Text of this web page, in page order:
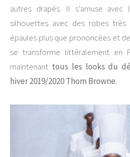
autres drapés. Il s’amuse
silhouettes avec des robes
épaules plus que prononcées et
se transforme littéralement en
maintenant tous les looks du
hiver 2019/2020 Thom Browne.